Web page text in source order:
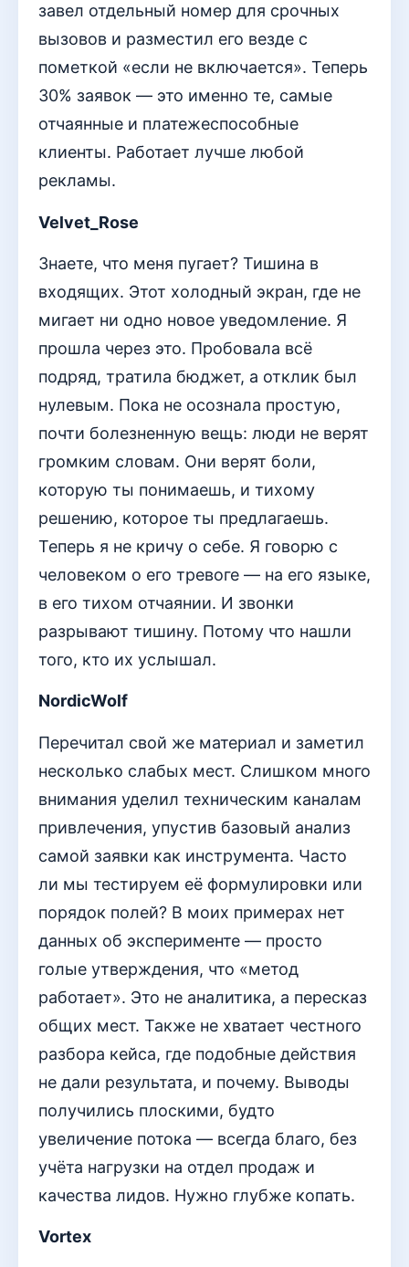
завел отдельный номер для срочных
вызовов и разместил его везде с
пометкой «если не включается». Теперь
30% заявок — это именно те, самые
отчаянные и платежеспособные
клиенты. Работает лучше любой
рекламы.
Velvet_Rose
Знаете, что меня пугает? Тишина в
входящих. Этот холодный экран, где не
мигает ни одно новое уведомление. Я
прошла через это. Пробовала всё
подряд, тратила бюджет, а отклик был
нулевым. Пока не осознала простую,
почти болезненную вещь: люди не верят
громким словам. Они верят боли,
которую ты понимаешь, и тихому
решению, которое ты предлагаешь.
Теперь я не кричу о себе. Я говорю с
человеком о его тревоге — на его языке,
в его тихом отчаянии. И звонки
разрывают тишину. Потому что нашли
того, кто их услышал.
NordicWolf
Перечитал свой же материал и заметил
несколько слабых мест. Слишком много
внимания уделил техническим каналам
привлечения, упустив базовый анализ
самой заявки как инструмента. Часто
ли мы тестируем её формулировки или
порядок полей? В моих примерах нет
данных об эксперименте — просто
голые утверждения, что «метод
работает». Это не аналитика, а пересказ
общих мест. Также не хватает честного
разбора кейса, где подобные действия
не дали результата, и почему. Выводы
получились плоскими, будто
увеличение потока — всегда благо, без
учёта нагрузки на отдел продаж и
качества лидов. Нужно глубже копать.
Vortex